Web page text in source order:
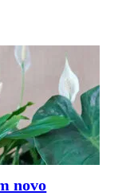
novo